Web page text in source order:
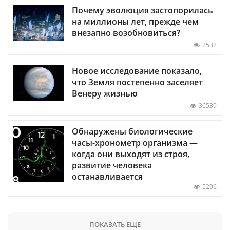
Почему эволюция застопорилась
на миллионы лет, прежде чем
внезапно возобновиться?
2532
Новое исследование показало,
что Земля постепенно заселяет
Венеру жизнью
36539
Обнаружены биологические
часы-хронометр организма —
когда они выходят из строя,
развитие человека
останавливается
5296
ПОКАЗАТЬ ЕЩЕ